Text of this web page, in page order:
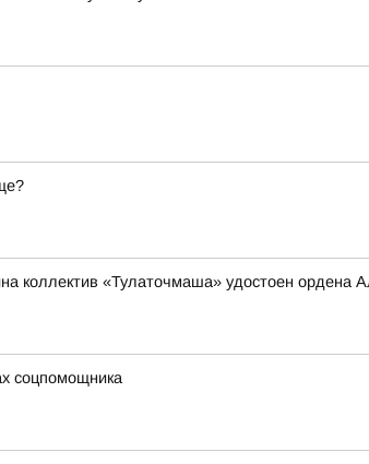
«Тулаточмаша» удостоен ордена
соцпомощника